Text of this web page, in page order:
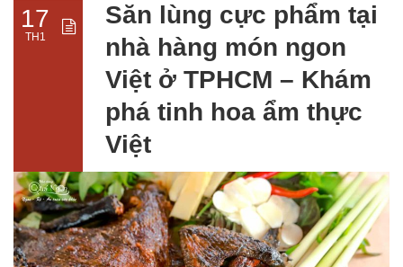
17
TH1
Săn lùng cực phẩm tại
nhà hàng món ngon
Việt ở TPHCM – Khám
phá tinh hoa ẩm thực
Việt